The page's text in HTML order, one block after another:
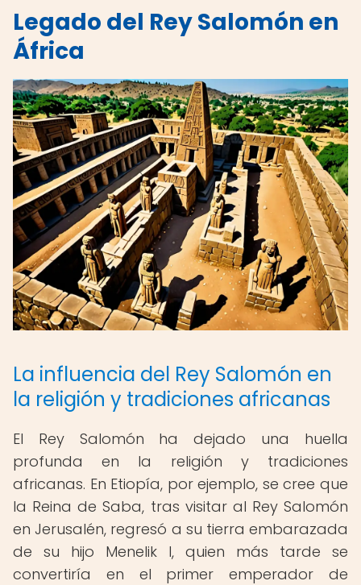
Legado del Rey Salomón en
África
La influencia del Rey Salomón en
la religión y tradiciones africanas
El Rey Salomón ha dejado una huella
profunda en la religión y tradiciones
africanas. En Etiopía, por ejemplo, se cree que
la Reina de Saba, tras visitar al Rey Salomón
en Jerusalén, regresó a su tierra embarazada
de su hijo Menelik I, quien más tarde se
convertiría en el primer emperador de